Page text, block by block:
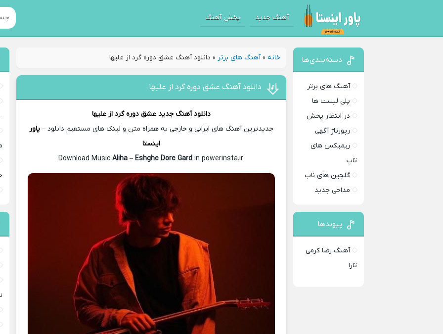
آهنگ جدید پخش آهنگ
خانه »آهنگ های برتر » دانلود آهنگ عشق دوره گرد از علیها
دانلود آهنگ عشق دوره گرد از علیها
دانلود آهنگ جدید عشق دوره گرد ازعلیها
جدیدترین آهنگ های ایرانی و خارجی به همراه متن و لینک های مستقیم دانلود –پاور
اینستا
Aliha –Eshghe Dore Gardin powerinsta.ir
دسته‌بندی‌ها
آهنگ های برتر
پلی لیست ها
در انتظار پخش
رپورتاژ آگهی
ریمیکس های
تاپ
گلچین های ناب
مداحی جدید
پیوندها
آهنگ رضا کرمی
تارا